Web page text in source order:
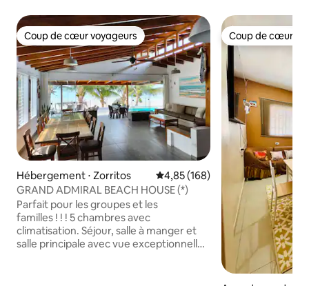
Coup de cœur voyageurs
Coup de cœur voyageurs
Hébergement ⋅ Zorritos Évaluation moyenne sur la
4,85 (168)
GRAND ADMIRAL BEACH HOUSE (*)
Parfait pour les groupes et les
familles ! ! ! 5 chambres avec
climatisation. Séjour, salle à manger et
salle principale avec vue exceptionnelle
Coup de cœur
Coup de cœur